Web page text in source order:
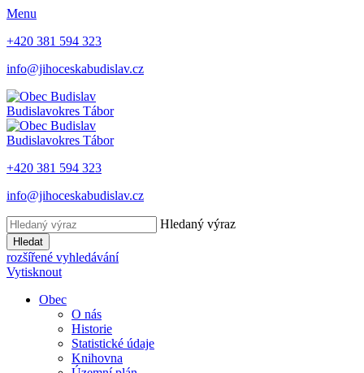
Menu
+420 381 594 323
info@jihoceskabudislav.cz
Budislavokres Tábor
Budislavokres Tábor
+420 381 594 323
info@jihoceskabudislav.cz
Hledaný výraz
Hledat
rozšířené vyhledávání
Vytisknout
Obec
O nás
Historie
Statistické údaje
Knihovna